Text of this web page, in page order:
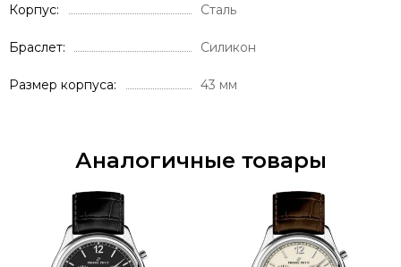
Корпус Сталь
Браслет Силикон
Размер корпуса 43 мм
Аналогичные товары